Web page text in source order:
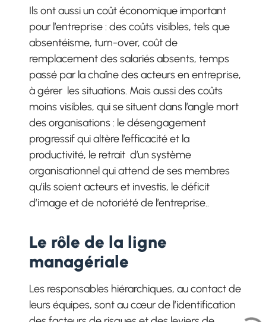
Ils ont aussi un coût économique important
pour l’entreprise : des coûts visibles, tels que
absentéisme, turn-over, coût de
remplacement des salariés absents, temps
passé par la chaîne des acteurs en entreprise,
à gérer les situations. Mais aussi des coûts
moins visibles, qui se situent dans l’angle mort
des organisations : le désengagement
progressif qui altère l’efficacité et la
productivité, le retrait d’un système
organisationnel qui attend de ses membres
qu’ils soient acteurs et investis, le déficit
d’image et de notoriété de l’entreprise..
Le rôle de la ligne
managériale
Les responsables hiérarchiques, au contact de
leurs équipes, sont au cœur de l’identification